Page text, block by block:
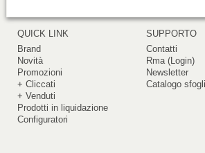
QUICK LINK
Brand
Novità
Promozioni
+ Cliccati
+ Venduti
Prodotti in liquidazione
Configuratori
SUPPORTO
Contatti
Rma (Login)
Newsletter
Catalogo